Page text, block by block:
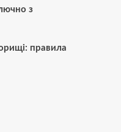
з
правила